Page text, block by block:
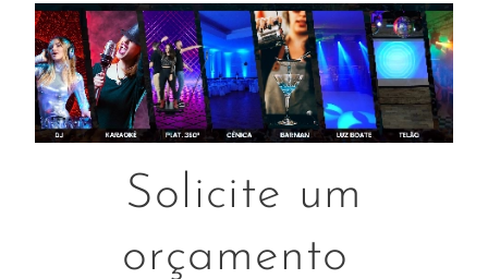
Solicite um
orçamento